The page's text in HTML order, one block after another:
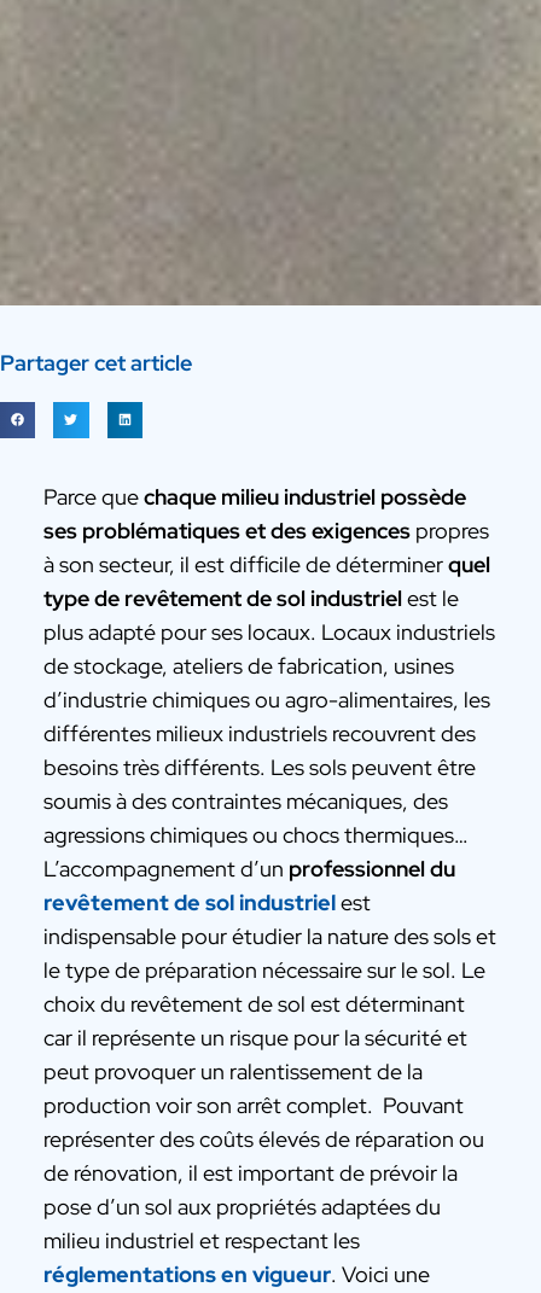
Partager cet article
Parce quechaque milieu industriel possède
ses problématiques et des exigencespropres
à son secteur, il est difficile de déterminerquel
type de revêtement de sol industrielest le
plus adapté pour ses locaux. Locaux industriels
de stockage, ateliers de fabrication, usines
d’industrie chimiques ou agro-alimentaires, les
différentes milieux industriels recouvrent des
besoins très différents. Les sols peuvent être
soumis à des contraintes mécaniques, des
agressions chimiques ou chocs thermiques…
L’accompagnement d’un professionnel du
revêtement de sol industrielest
indispensable pour étudier la nature des sols et
le type de préparation nécessaire sur le sol. Le
choix du revêtement de sol est déterminant
car il représente un risque pour la sécurité et
peut provoquer un ralentissement de la
production voir son arrêt complet. Pouvant
représenter des coûts élevés de réparation ou
de rénovation, il est important de prévoir la
pose d’un sol aux propriétés adaptées du
milieu industriel et respectant les
réglementations en vigueur. Voici une